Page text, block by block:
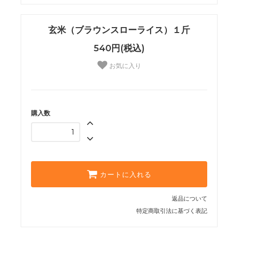
玄米（ブラウンスローライス）１斤
540円(税込)
お気に入り
購入数
カートに入れる
返品について
特定商取引法に基づく表記